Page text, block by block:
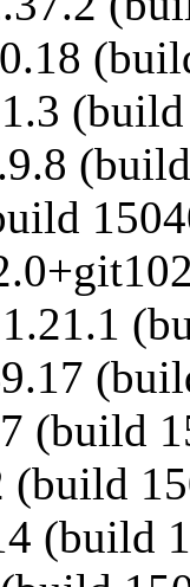
(build
(build